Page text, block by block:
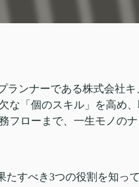
ランナーである株式会社
な「個のスキル」を高め
ローまで、一生モノの
すべき3つの役割を知っ